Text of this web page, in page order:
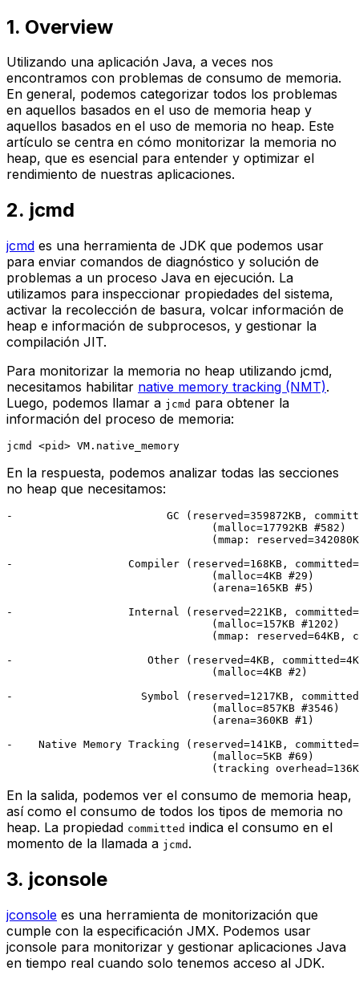
1. Overview
Utilizando una aplicación Java, a veces nos
encontramos con problemas de consumo de memoria.
En general, podemos categorizar todos los problemas
en aquellos basados en el uso de memoria heap y
aquellos basados en el uso de memoria no heap. Este
artículo se centra en cómo monitorizar la memoria no
heap, que es esencial para entender y optimizar el
rendimiento de nuestras aplicaciones.
2. jcmd
jcmd es una herramienta de JDK que podemos usar
para enviar comandos de diagnóstico y solución de
problemas a un proceso Java en ejecución. La
utilizamos para inspeccionar propiedades del sistema,
activar la recolección de basura, volcar información de
heap e información de subprocesos, y gestionar la
compilación JIT.
Para monitorizar la memoria no heap utilizando jcmd,
necesitamos habilitar native memory tracking (NMT).
Luego, podemos llamar a jcmd para obtener la
información del proceso de memoria:
En la respuesta, podemos analizar todas las secciones
no heap que necesitamos:
-                        GC (reserved=359872KB,
                                (malloc=17792KB #582)
(mmap:
-                  Compiler (reserved=168KB,
                                (malloc=4KB #29)
                                (arena=165KB #5)
-                  Internal (reserved=221KB,
                                (malloc=157KB #1202)
(mmap: reserved=64KB,
-                     Other (reserved=4KB,
                                (malloc=4KB #2)
-                    Symbol (reserved=1217KB,
                                (malloc=857KB #3546)
                                (arena=360KB #1)
-    Native Memory Tracking (reserved=141KB,
                                (malloc=5KB #69)
En la salida, podemos ver el consumo de memoria heap,
así como el consumo de todos los tipos de memoria no
heap. La propiedad committed indica el consumo en el
momento de la llamada a jcmd .
3. jconsole
jconsole es una herramienta de monitorización que
cumple con la especificación JMX. Podemos usar
jconsole para monitorizar y gestionar aplicaciones Java
en tiempo real cuando solo tenemos acceso al JDK.